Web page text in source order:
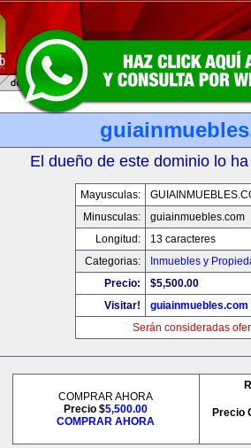
El dueño de este dominio lo
Mayusculas:
Minusculas:
guiainmuebles.com
Longitud:
13 caracteres
Categorias:
Inmuebles y
Precio:
$5,500.00
Visitar!
guiainmuebles.com
Serán consideradas
COMPRAR AHORA
Precio $5,500.00
COMPRAR AHORA
Precio